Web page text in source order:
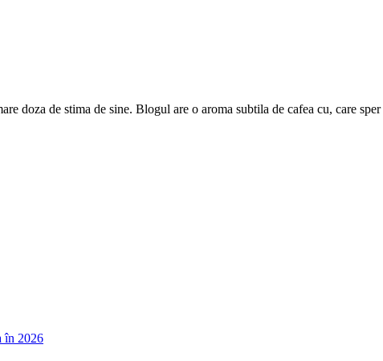
doza de stima de sine. Blogul are o aroma subtila de cafea cu, care
în 2026